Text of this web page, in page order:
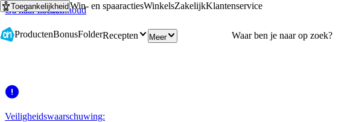
Ga naar hoofdinhoud
Ga naar zoeken
ToegankelijkheidWin- en spaaractiesWinkelsZakelijkKlantenservice
ProductenBonusFolderRecepten Meer
Veiligheidswaarschuwing: